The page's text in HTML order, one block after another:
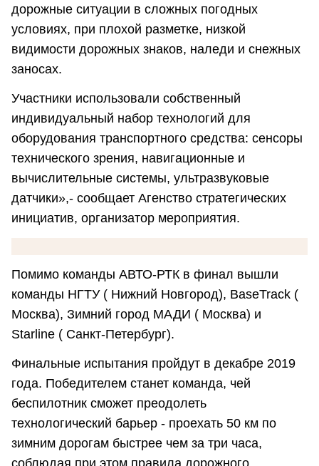
дорожные ситуации в сложных погодных
условиях, при плохой разметке, низкой
видимости дорожных знаков, наледи и снежных
заносах.
Участники использовали собственный
индивидуальный набор технологий для
оборудования транспортного средства: сенсоры
технического зрения, навигационные и
вычислительные системы, ультразвуковые
датчики»,- сообщает Агенство стратегических
инициатив, организатор мероприятия.
Помимо команды АВТО-РТК в финал вышли
команды НГТУ ( Нижний Новгород), BaseTrack (
Москва), Зимний город МАДИ ( Москва) и
Starline ( Санкт-Петербург).
Финальные испытания пройдут в декабре 2019
года. Победителем станет команда, чей
беспилотник сможет преодолеть
технологический барьер - проехать 50 км по
зимним дорогам быстрее чем за три часа,